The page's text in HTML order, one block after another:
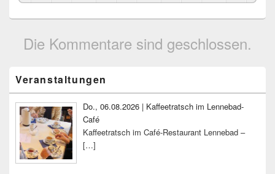
Die Kommentare sind geschlossen.
Seitenleisten-
Widgetbereich
Veranstaltungen
Do., 06.08.2026 | Kaffeetratsch im Lennebad-
Café
Kaffeetratsch im Café-Restaurant Lennebad –
[…]